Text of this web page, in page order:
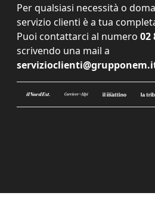
Per qualsiasi necessità o
servizio clienti è a tua
Puoi contattarci al numero 02
scrivendo una mail a